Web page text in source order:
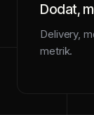
Dodat,
Delivery,
metrik.